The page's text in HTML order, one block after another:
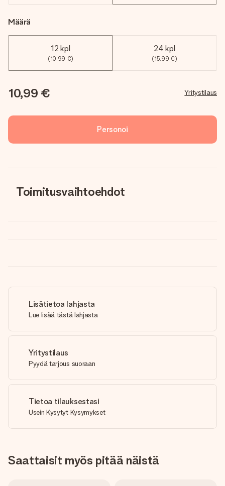
Määrä
12 kpl
(10,99 €)
24 kpl
(15,99 €)
10,99 € Yritystilaus
Personoi
Toimitusvaihtoehdot
Lisätietoa lahjasta
Lue lisää tästä lahjasta
Yritystilaus
Pyydä tarjous suoraan
Tietoa tilauksestasi
Usein Kysytyt Kysymykset
Saattaisit myös pitää näistä